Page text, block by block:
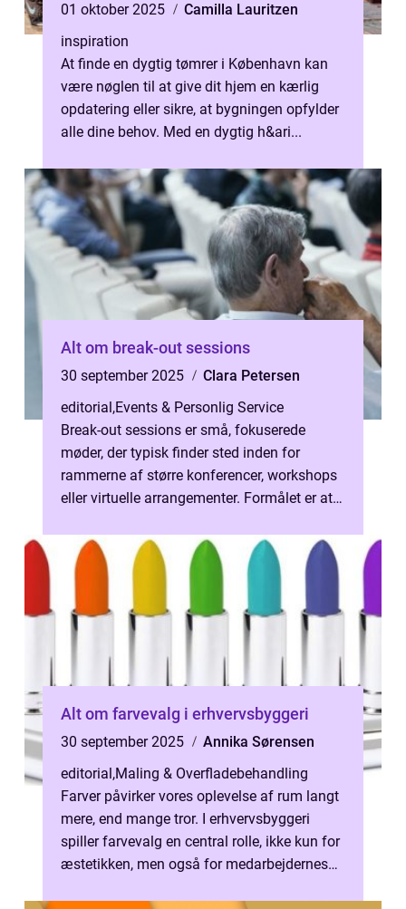
01 oktober 2025
Camilla Lauritzen
inspiration
At finde en dygtig tømrer i København kan
være nøglen til at give dit hjem en kærlig
opdatering eller sikre, at bygningen opfylder
alle dine behov. Med en dygtig h&ari...
Alt om break-out sessions
30 september 2025
Clara Petersen
editorial,Events & Personlig Service
Break-out sessions er små, fokuserede
møder, der typisk finder sted inden for
rammerne af større konferencer, workshops
eller virtuelle arrangementer. Formålet er at
Alt om farvevalg i erhvervsbyggeri
30 september 2025
Annika Sørensen
editorial,Maling & Overfladebehandling
Farver påvirker vores oplevelse af rum langt
mere, end mange tror. I erhvervsbyggeri
spiller farvevalg en central rolle, ikke kun for
æstetikken, men også for medarbejdernes